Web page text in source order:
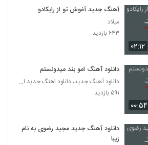
دانلود آهنگ مهاس بعضی وقتا
دانلود آهنگ مهران مرآتی بهش بگو
۲۲۱ بازدید
آهنگ خنده ی تو 2 از مهرداد ساعی(پاپ)
آهنگ سعید متین بنام زخم عشق
۰۲:۱۲
آهنگ جدید آغوش تو از رایکادو
میلاد
۶۴۳ بازدید
۰۰:۵۴
دانلود آهنگ امو بند میدونستم
دانلود آهنگ جدید، دانلود اهنگ جدید ایرانی
۵۹۱ بازدید
دانلود آهنگ جدید مجید رضوی به نام
زیبا